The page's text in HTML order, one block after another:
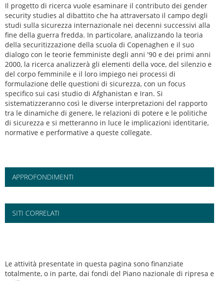
Il progetto di ricerca vuole esaminare il contributo dei gender
security studies al dibattito che ha attraversato il campo degli
studi sulla sicurezza internazionale nei decenni successivi alla
fine della guerra fredda. In particolare, analizzando la teoria
della securitizzazione della scuola di Copenaghen e il suo
dialogo con le teorie femministe degli anni '90 e dei primi anni
2000, la ricerca analizzerà gli elementi della voce, del silenzio e
del corpo femminile e il loro impiego nei processi di
formulazione delle questioni di sicurezza, con un focus
specifico sui casi studio di Afghanistan e Iran. Si
sistematizzeranno così le diverse interpretazioni del rapporto
tra le dinamiche di genere, le relazioni di potere e le politiche
di sicurezza e si metteranno in luce le implicazioni identitarie,
normative e performative a queste collegate.
APPROFONDIMENTI
SITI CORRELATI
Le attività presentate in questa pagina sono finanziate
totalmente, o in parte, dai fondi del Piano nazionale di ripresa e